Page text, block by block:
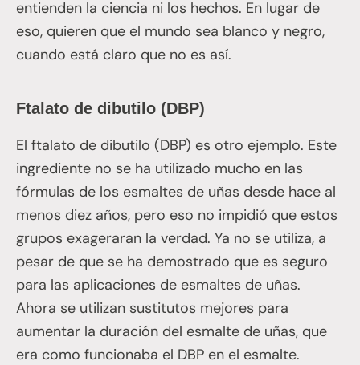
entienden la ciencia ni los hechos. En lugar de
eso, quieren que el mundo sea blanco y negro,
cuando está claro que no es así.
Ftalato de dibutilo (DBP)
El ftalato de dibutilo (DBP) es otro ejemplo. Este
ingrediente no se ha utilizado mucho en las
fórmulas de los esmaltes de uñas desde hace al
menos diez años, pero eso no impidió que estos
grupos exageraran la verdad. Ya no se utiliza, a
pesar de que se ha demostrado que es seguro
para las aplicaciones de esmaltes de uñas.
Ahora se utilizan sustitutos mejores para
aumentar la duración del esmalte de uñas, que
era como funcionaba el DBP en el esmalte.